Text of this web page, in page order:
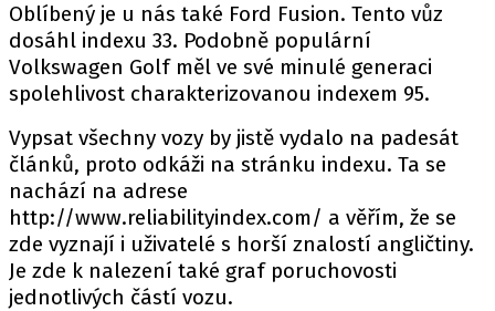
Oblíbený je u nás také Ford Fusion. Tento vůz
dosáhl indexu 33. Podobně populární
Volkswagen Golf měl ve své minulé generaci
spolehlivost charakterizovanou indexem 95.
Vypsat všechny vozy by jistě vydalo na padesát
článků, proto odkáži na stránku indexu. Ta se
nachází na adrese
http://www.reliabilityindex.com/ a věřím, že se
zde vyznají i uživatelé s horší znalostí angličtiny.
Je zde k nalezení také graf poruchovosti
jednotlivých částí vozu.